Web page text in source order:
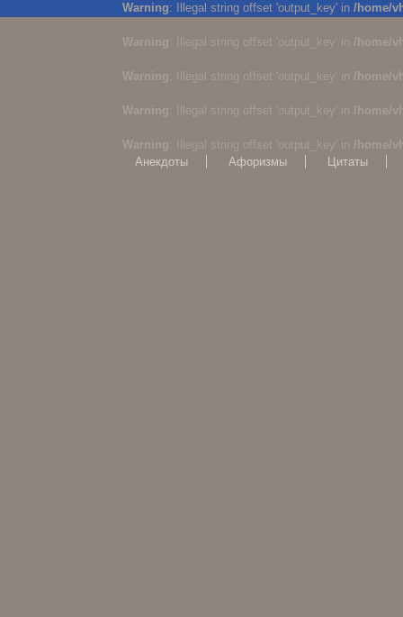
Warning: Illegal string offset 'output_key' in /home/
Warning : Illegal string offset 'output_key' in /home/
Warning : Illegal string offset 'output_key' in /home/
Warning : Illegal string offset 'output_key' in /home/
Warning : Illegal string offset 'output_key' in /home/
Анекдоты
Афоризмы Цитаты